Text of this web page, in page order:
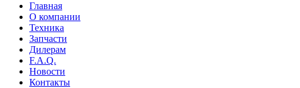
Главная
О компании
Техника
Запчасти
Дилерам
F.A.Q.
Новости
Контакты